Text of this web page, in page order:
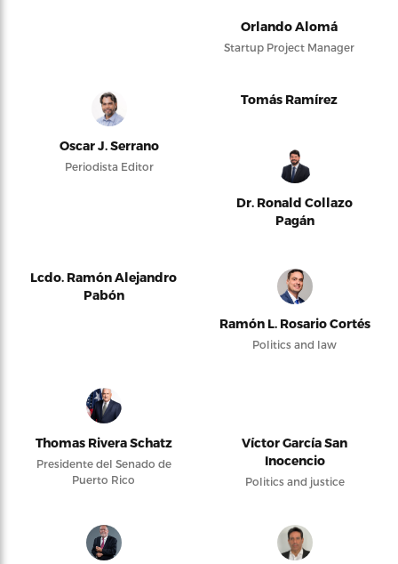
Orlando Alomá
Startup Project Manager
Oscar J. Serrano
Periodista Editor
Tomás Ramírez
Dr. Ronald Collazo
Pagán
Lcdo. Ramón Alejandro
Pabón
Ramón L. Rosario Cortés
Politics and law
Thomas Rivera Schatz
Presidente del Senado de
Puerto Rico
Víctor García San
Inocencio
Politics and justice